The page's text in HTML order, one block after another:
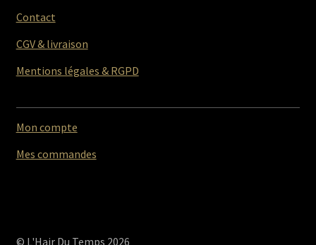
Contact
CGV & livraison
Mentions légales & RGPD
Mon compte
Mes commandes
© L'Hair Du Temps 2026